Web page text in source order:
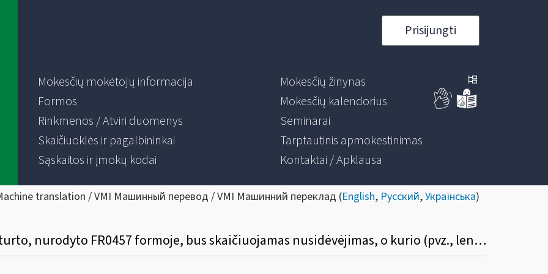
Prisijungti
Mokesčių mokėtojų informacija
Formos
Rinkmenos / Atviri duomenys
Skaičiuoklės ir pagalbininkai
Sąskaitos ir įmokų kodai
Mokesčių žinynas
Mokesčių kalendorius
Seminarai
Tarptautinis apmokestinimas
Kontaktai / Apklausa
translation / VMI Машинный перевод / VMI Машинний переклад (English, Русский,Українська)
Kaip bus nustatoma, kurio ilgalaikio turto, nurodyto FR0457 formoje, bus skaičiuojamas nusidėvėjimas, o kurio (pvz., lengvojo automobilio, naudojamo advokato veikloje) neskaičiuojamas (nepriskiriamas leidžiamiems atskaitymams)?